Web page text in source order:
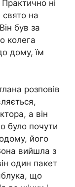
ні
на
був за
колега
дому, їм
розповів
а він
було почути
його
вийшла з
один пакет
що